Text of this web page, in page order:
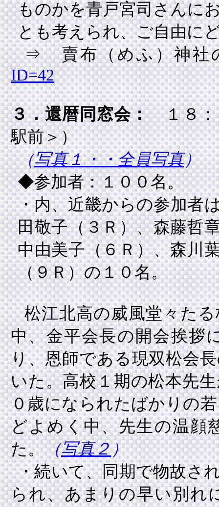
ものかを青戸宮司さんに
とも考えられ、ご自由に
⇒ 賣布（めふ）神
ID=42
３．還暦同窓会：１８：
駅前＞）
（写真１・・全員写真）
◆参加者：１００名。
・内、近畿からの参加者
田敬子（３Ｒ）、森藤哲
中由美子（６Ｒ）、森川
（９Ｒ）の１０名。
松江北高の威風堂々た
中、金平会長の開会挨拶
り、恩師である現双松会
いた。高校１期の松本先
０歳になられたばかりの
どよめく中、先生の温顔
た。（写真２）
・続いて、同期で物故さ
られ、あまりの早い別れ